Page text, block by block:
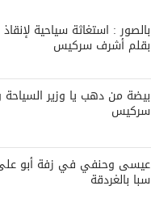
بالصور : استغاثة سياحية
بقلم أشرف سركيس
بيضة من دهب يا وزير السياحة
سركيس
عيسى وحنفي في زفة أبو
سبا بالغردقة